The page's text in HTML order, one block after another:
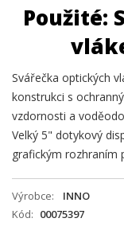
Použité:
Svářečka optických
konstrukci s
vzdornosti a
Velký 5" dotykový
grafickým rozhraním
Výrobce
INNO
Kód
00075397